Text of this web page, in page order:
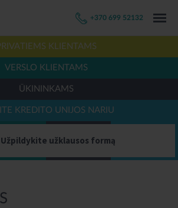
+370 699 52132
KLIENTAMS
VERSLO KLIENTAMS
ŪKININKAMS
KREDITO UNIJOS NARIU
Užpildykite užklausos formą